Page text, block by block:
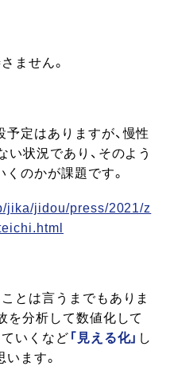
ません。
定はありますが、慢性
い状況であり、そのよう
のかが課題です。
jika/jidou/press/2021/z
とは言うまでもありま
を分析して数値化して
いくなど 「見える化」 し
ます。